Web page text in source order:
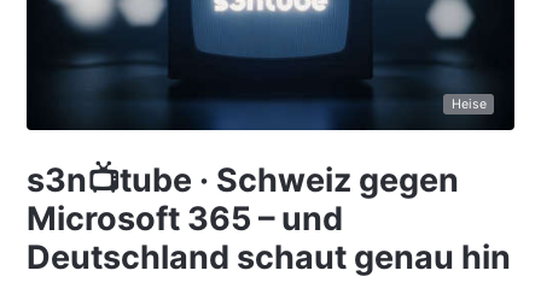
Heise
s3n📺tube · Schweiz gegen
Microsoft 365 – und
Deutschland schaut genau hin